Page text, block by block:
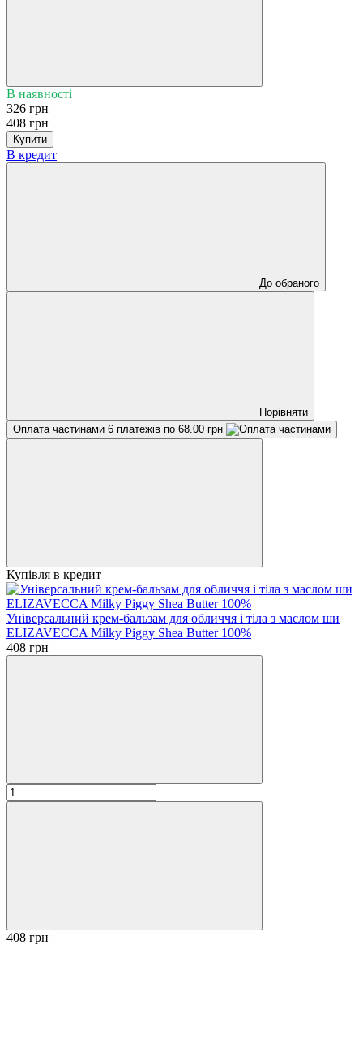
В наявності
326 грн
408 грн
Купити
В кредит
До обраного
Порівняти
Оплата частинами 6 платежів по 68.00 грн
Купівля в кредит
Універсальний крем-бальзам для обличчя і тіла з маслом ши
ELIZAVECCA Milky Piggy Shea Butter 100%
408 грн
408 грн